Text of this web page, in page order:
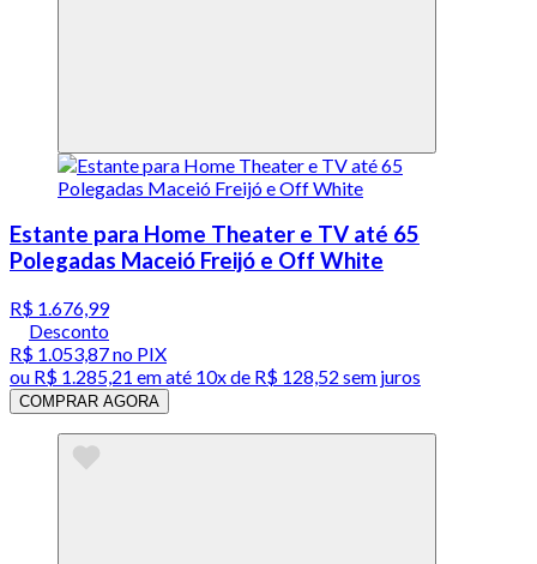
Estante para Home Theater e TV até 65
Polegadas Maceió Freijó e Off White
R$ 1.676,99
Desconto
R$ 1.053,87no PIX
ou R$ 1.285,21 em até 10x de R$ 128,52 sem juros
COMPRAR AGORA